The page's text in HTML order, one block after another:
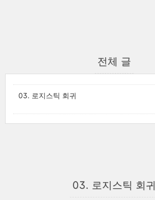
전체 글
03. 로지스틱 회귀
03. 로지스틱 회귀